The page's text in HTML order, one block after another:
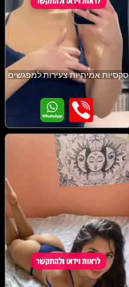
סקסיות אמיתיות צעירות למפגשים